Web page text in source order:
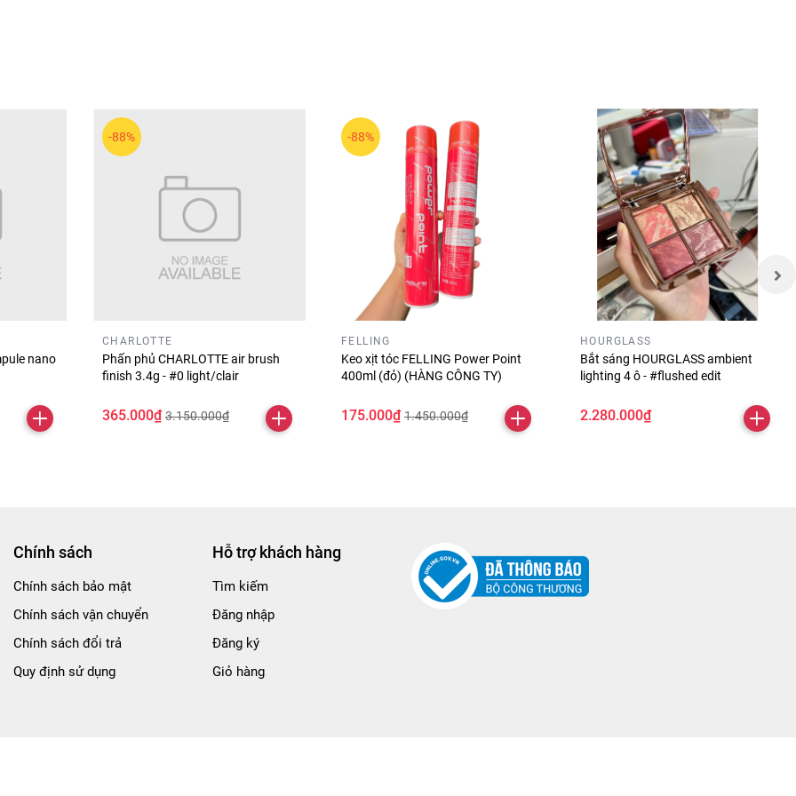
các sản phẩm trang điểm và chăm sóc da kết hợp công nghệ hiện đại
– nhũ mắt lấp lánh giúp đôi mắt nổi bật và tạo điểm nhấn thu hút trong
nano
-88%
CHARLOTTE
Phấn phủ CHARLOTTE air brush
finish 3.4g - #0 light/clair
365.000₫ 3.150.000₫
-88%
FELLING
Keo xịt tóc FELLING Power Point
400ml (đỏ) (HÀNG CÔNG TY)
175.000₫ 1.450.000₫
HOURGLASS
Bắt sáng HOURGLASS ambient
lighting 4 ô - #flushed edit
2.280.000₫
Chính sách
Chính sách bảo mật
Chính sách vận chuyển
Chính sách đổi trả
Quy định sử dụng
Hỗ trợ khách hàng
Tìm kiếm
Đăng nhập
Đăng ký
Giỏ hàng